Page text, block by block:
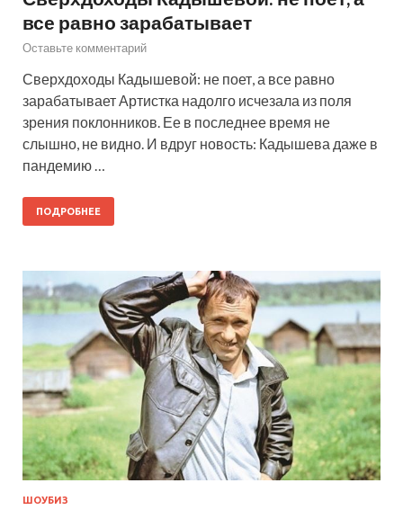
все равно зарабатывает
Оставьте комментарий
Сверхдоходы Кадышевой: не поет, а все равно
зарабатывает Артистка надолго исчезала из поля
зрения поклонников. Ее в последнее время не
слышно, не видно. И вдруг новость: Кадышева даже в
пандемию …
ПОДРОБНЕЕ
ШОУБИЗ